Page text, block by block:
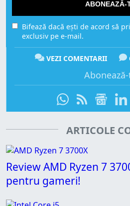
ABONEAZĂ-
Bifează dacă ești de acord să
exclusiv pe e-mail.
VEZI COMENTARII
ARTICOLE
Review AMD Ryzen 7
pentru gameri!